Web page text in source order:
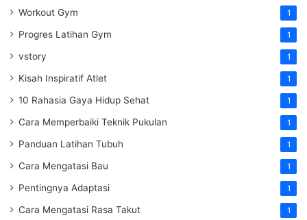
Workout Gym 1
Progres Latihan Gym 1
vstory 1
Kisah Inspiratif Atlet 1
10 Rahasia Gaya Hidup Sehat 1
Cara Memperbaiki Teknik Pukulan 1
Panduan Latihan Tubuh 1
Cara Mengatasi Bau 1
Pentingnya Adaptasi 1
Cara Mengatasi Rasa Takut 1